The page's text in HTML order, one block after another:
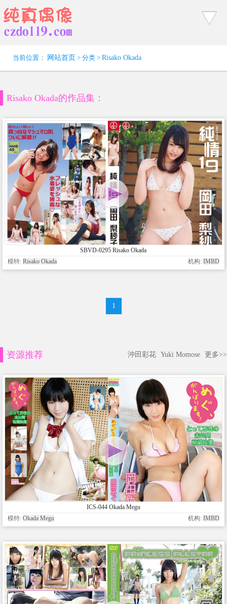
当前位置： 网站首页 > 分类 > Risako Okada
Risako Okada的作品集：
SBVD-0295 Risako Okada
模特: Risako Okada 机构: IMBD
1
资源推荐 沖田彩花 Yuki Momose 更多>>
ICS-044 Okada Megu
模特: Okada Megu 机构: IMBD